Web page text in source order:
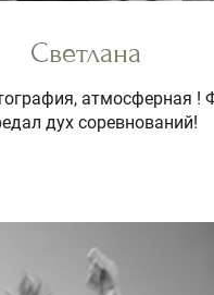
Светлана
атмосферная !
дух соревнований!